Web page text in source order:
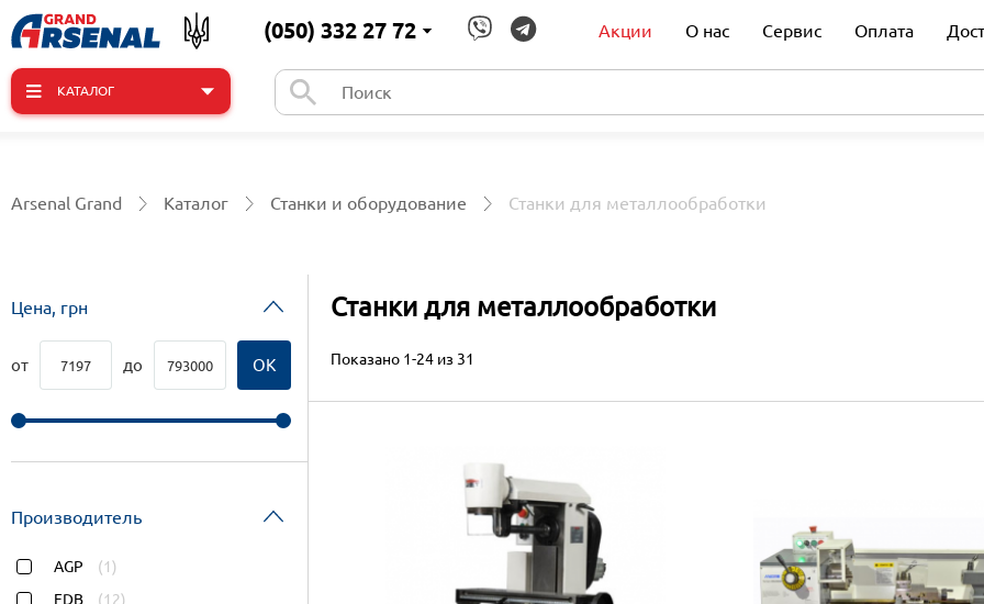
(050) 332 27 72 Акции О нас Сервис Оплата
КАТАЛОГ
Arsenal Grand Каталог Станки и оборудование Станки для металлообработки
Цена, грн
от до ОК
Производитель
AGP
(1)
FDB
(12)
Станки для металлообработки
Показано 1-24 из 31